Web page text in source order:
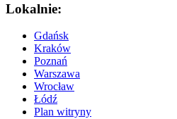
Lokalnie:
Gdańsk
Kraków
Poznań
Warszawa
Wrocław
Łódź
Plan witryny